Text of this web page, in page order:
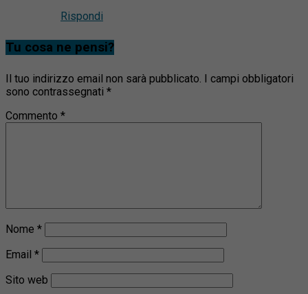
Rispondi
Tu cosa ne pensi?
Il tuo indirizzo email non sarà pubblicato. I campi obbligatori
sono contrassegnati *
Commento *
Nome *
Email *
Sito web